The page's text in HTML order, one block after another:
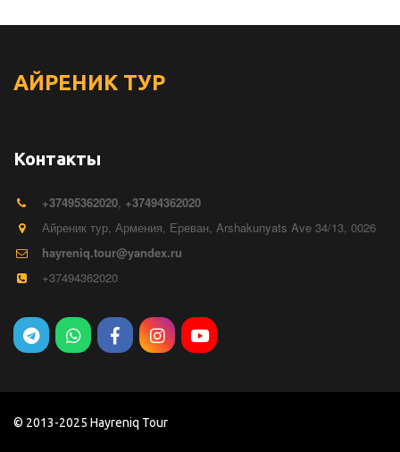
АЙРЕНИК ТУР
Контакты
+37495362020, +37494362020
Айреник тур, Армения, Ереван, Arshakunyats Ave 34/13, 0026
hayreniq.tour@yandex.ru
+37494362020
© 2013-2025 Hayreniq Tour